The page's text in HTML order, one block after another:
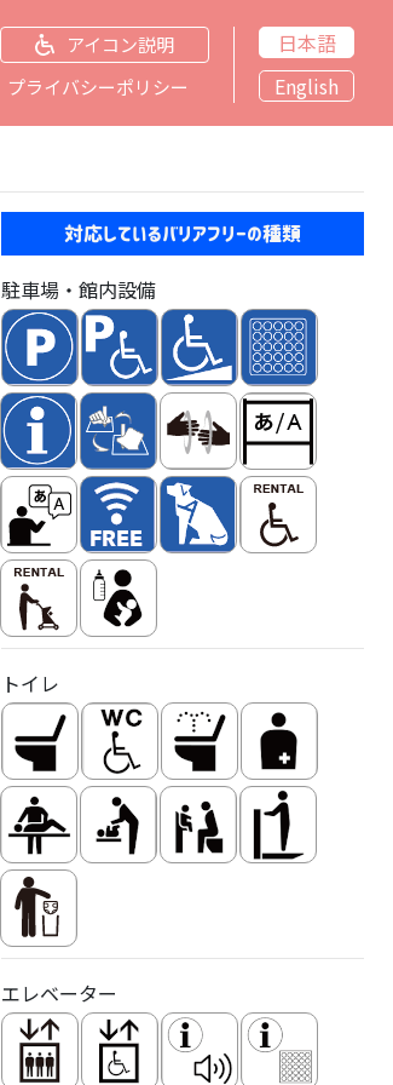
アイコン説明
プライバシーポリシー
日本語
English
対応しているバリアフリーの種類
駐車場・館内設備
トイレ
エレベーター